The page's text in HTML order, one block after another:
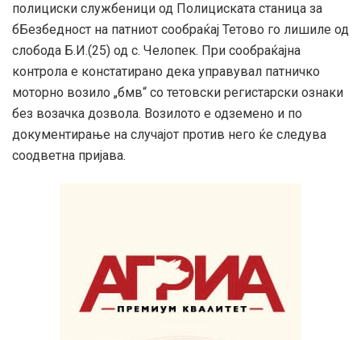
полициски службеници од Полициската станица за
бБезбедност на патниот сообраќај Тетово го лишиле од
слобода Б.И.(25) од с. Челопек. При сообраќајна
контрола е констатирано дека управувал патничко
моторно возило „бмв“ со тетовски регистарски ознаки
без возачка дозвола. Возилото е одземено и по
документирање на случајот против него ќе следува
соодветна пријава.